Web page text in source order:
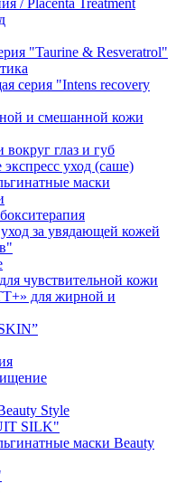
/ Placenta Treatment
"Taurine & Resveratrol"
серия "Intens recovery
и смешанной кожи
глаз и губ
уход (саше)
маски
за увядающей кожей
чувствительной кожи
для жирной и
Style
SILK"
маски Beauty